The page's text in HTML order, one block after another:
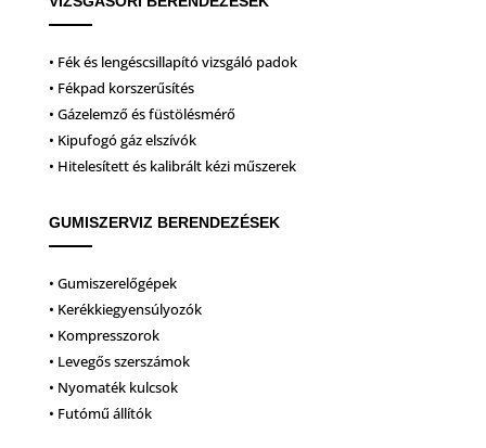
• Fék és lengéscsillapító vizsgáló padok
• Fékpad korszerűsítés
• Gázelemző és füstölésmérő
• Kipufogó gáz elszívók
• Hitelesített és kalibrált kézi műszerek
GUMISZERVIZ BERENDEZÉSEK
• Gumiszerelőgépek
• Kerékkiegyensúlyozók
• Kompresszorok
• Levegős szerszámok
• Nyomaték kulcsok
• Futómű állítók